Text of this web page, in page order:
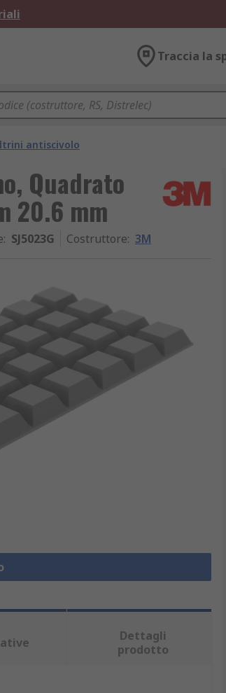
Traccia la
antiscivolo
Quadrato
20.6 mm
: SJ5023G Costruttore: 3M
Dettagli
prodotto